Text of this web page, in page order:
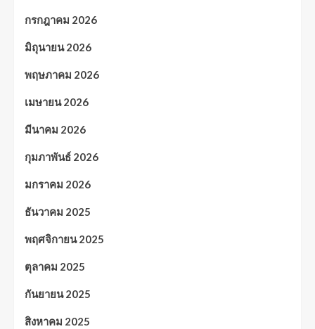
กรกฎาคม 2026
มิถุนายน 2026
พฤษภาคม 2026
เมษายน 2026
มีนาคม 2026
กุมภาพันธ์ 2026
มกราคม 2026
ธันวาคม 2025
พฤศจิกายน 2025
ตุลาคม 2025
กันยายน 2025
สิงหาคม 2025